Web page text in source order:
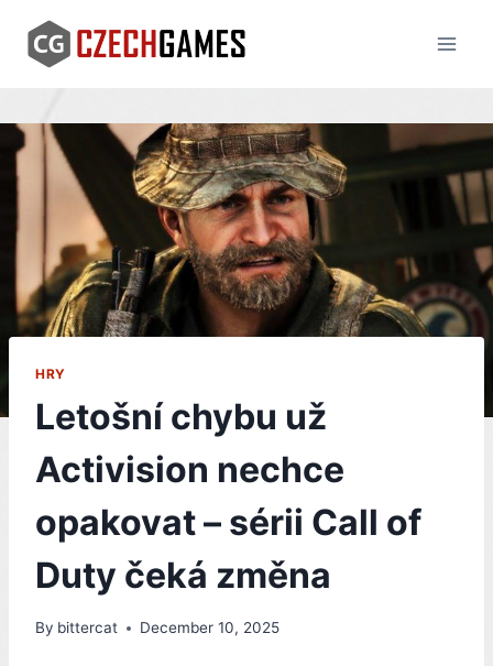
content
HRY
Letošní chybu už
Activision nechce
opakovat – sérii Call of
Duty čeká změna
By bittercat December 10, 2025